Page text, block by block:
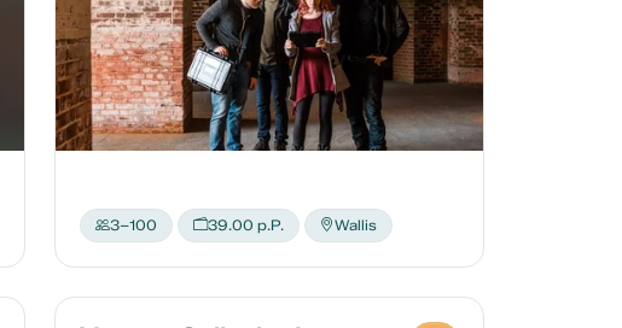
3–100 39.00 p.P. Wallis